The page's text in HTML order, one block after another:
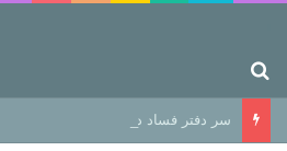
سر دفتر فساد در زمین‌، دوری